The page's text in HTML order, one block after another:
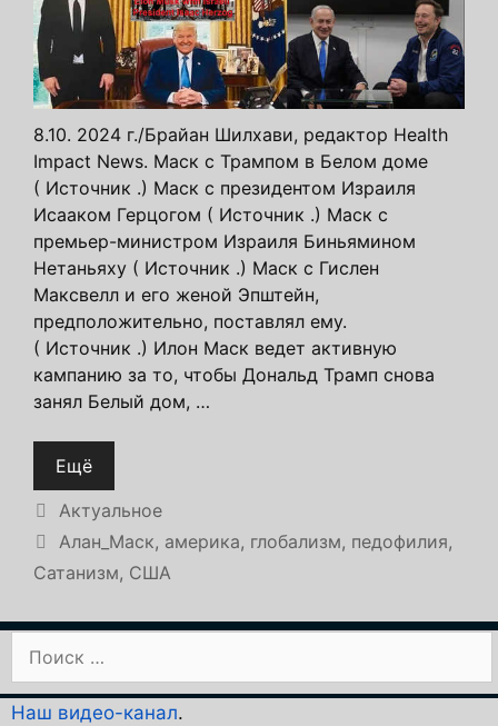
8.10. 2024 г./Брайан Шилхави, редактор Health
Impact News. Маск с Трампом в Белом доме
( Источник .) Маск с президентом Израиля
Исааком Герцогом ( Источник .) Маск с
премьер-министром Израиля Биньямином
Нетаньяху ( Источник .) Маск с Гислен
Максвелл и его женой Эпштейн,
предположительно, поставлял ему.
( Источник .) Илон Маск ведет активную
кампанию за то, чтобы Дональд Трамп снова
занял Белый дом, …
Ещё
Рубрики
Актуальное
Метки
Алан_Маск, америка, глобализм, педофилия,
Сатанизм, США
Наш видео-канал.